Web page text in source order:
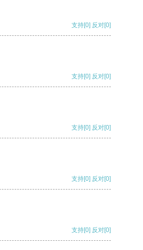
支持[0] 反对[0]
支持[0] 反对[0]
支持[0] 反对[0]
支持[0] 反对[0]
支持[0] 反对[0]